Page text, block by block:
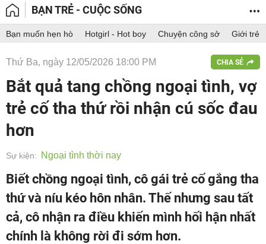
BẠN TRẺ - CUỘC SỐNG
Bạn muốn hẹn hò Hotgirl - Hot boy Chuyện công sở Giới trẻ
Thứ Ba, ngày 12/05/2026 18:00 PM CHIA SẺ
Bắt quả tang chồng ngoại tình, vợ
trẻ cố tha thứ rồi nhận cú sốc đau
hơn
Sự kiện: Ngoại tình thời nay
Biết chồng ngoại tình, cô gái trẻ cố gắng tha
thứ và níu kéo hôn nhân. Thế nhưng sau tất
cả, cô nhận ra điều khiến mình hối hận nhất
chính là không rời đi sớm hơn.